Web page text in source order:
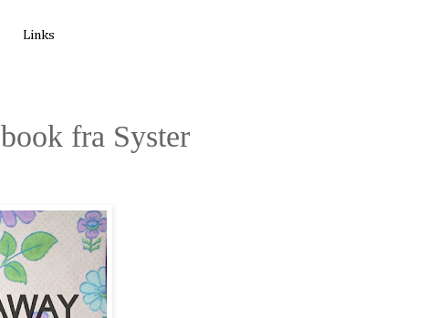
Links
fra Syster